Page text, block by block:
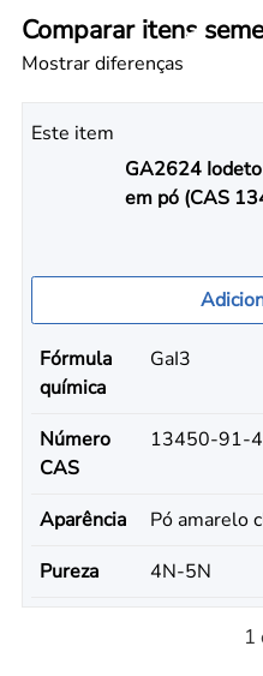
Comparar itens
Mostrar diferenças
Este item
GA2624
em pó (CAS
Fórmula
química
GaI3
Número
CAS
13450-91-4
Aparência
Pó amarelo
Pureza
4N-5N
1